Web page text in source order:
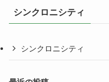
シンクロニシティ
シンクロニシティ